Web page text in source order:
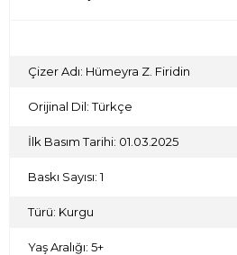
Çizer Adı: Hümeyra Z. Firidin
Orijinal Dil: Türkçe
İlk Basım Tarihi: 01.03.2025
Baskı Sayısı: 1
Türü: Kurgu
Yaş Aralığı: 5+